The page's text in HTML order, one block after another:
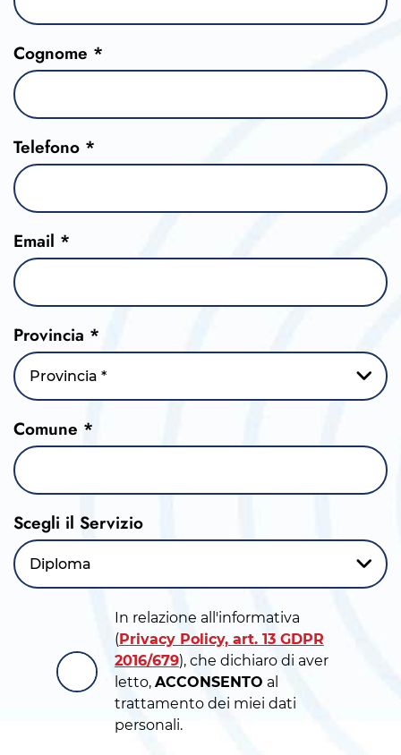
Cognome *
Telefono *
Email *
Provincia *
Provincia *
Comune *
Scegli il Servizio
Diploma
In relazione all'informativa
(Privacy Policy, art. 13 GDPR
2016/679), che dichiaro di aver
letto, ACCONSENTO al
trattamento dei miei dati
personali.